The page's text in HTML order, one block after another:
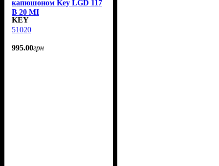
капюшоном Key LGD 117
B 20 MI
KEY
51020
995.00грн